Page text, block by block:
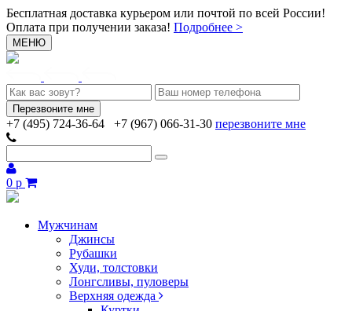
Бесплатная доставка курьером или почтой по всей России!
Оплата при получении заказа! Подробнее >
МЕНЮ
+7 (495) 724-36-64 +7 (967) 066-31-30 перезвоните мне
0 р
Мужчинам
Джинсы
Рубашки
Худи, толстовки
Лонгсливы, пуловеры
Верхняя одежда